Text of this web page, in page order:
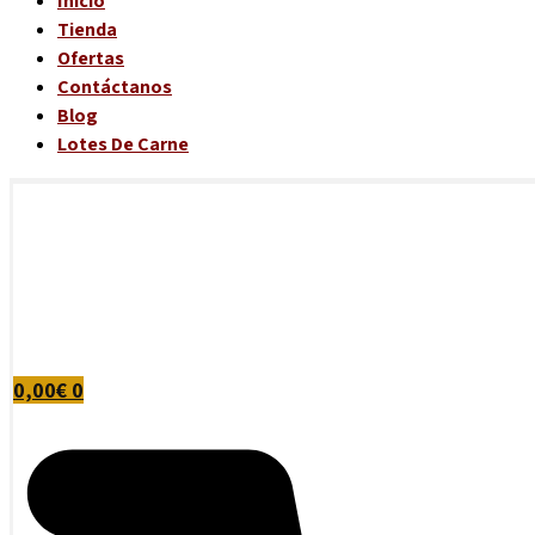
Tienda
Ofertas
Contáctanos
Blog
Lotes De Carne
0,00€ 0